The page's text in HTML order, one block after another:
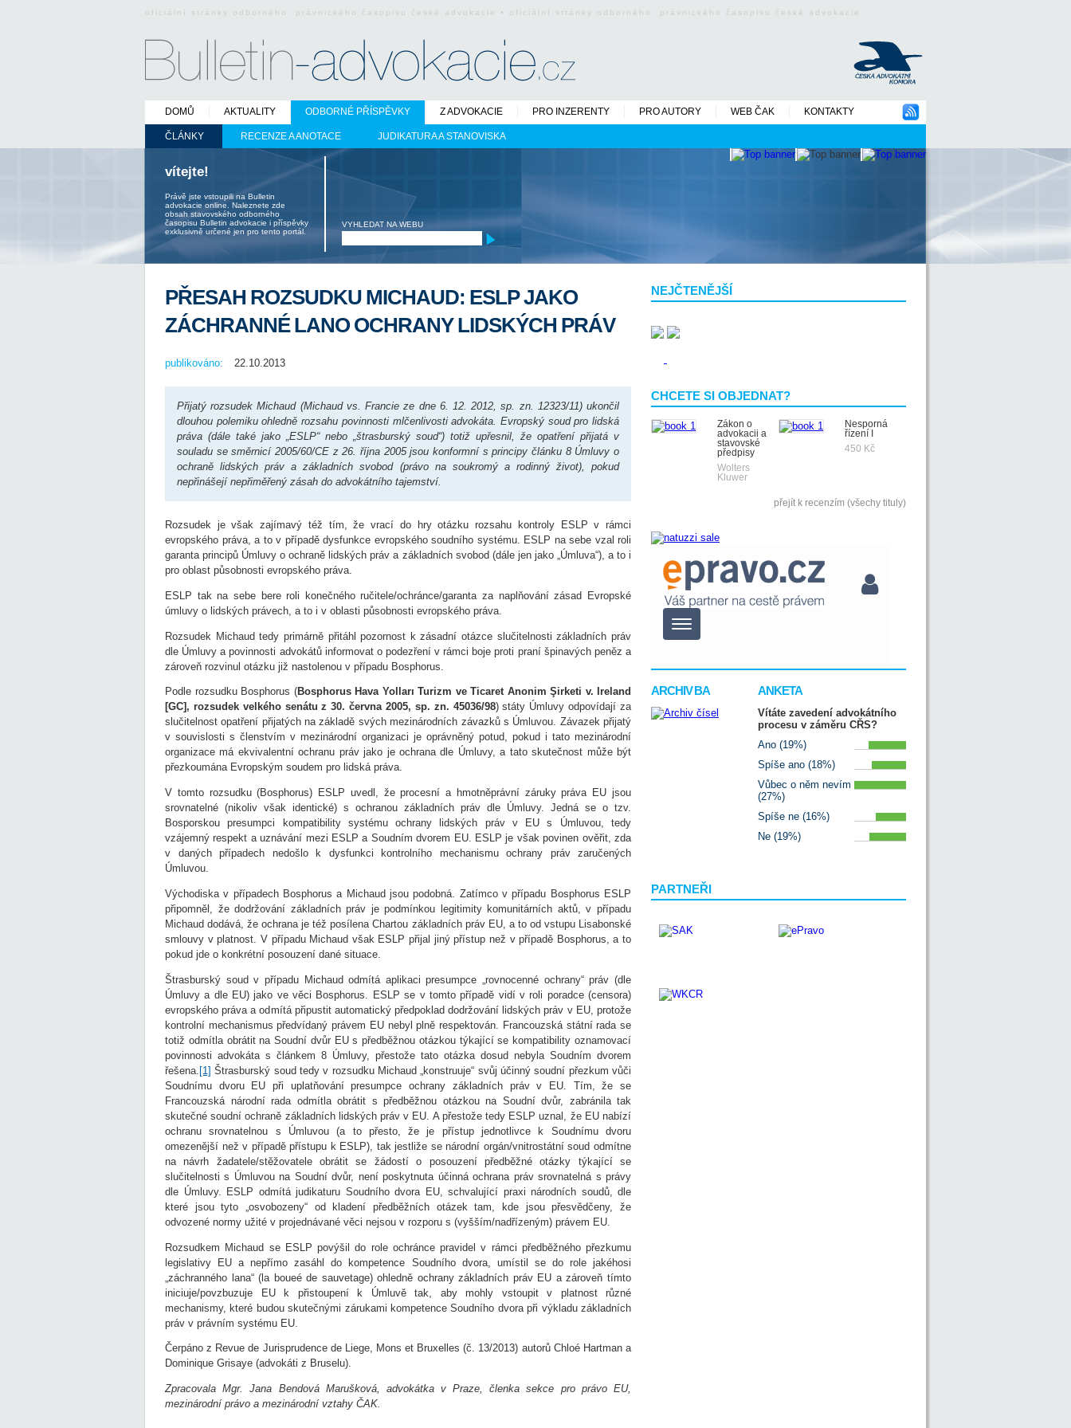
oficiální stránky odborného právnického časopisu české advokacie • oficiální stránky odborného právnického časopisu české advokacie
DOMŮ AKTUALITY ODBORNÉ PŘÍSPĚVKY
ČLÁNKY RECENZE A ANOTACE JUDIKATURA A STANOVISKA
Z ADVOKACIE PRO INZERENTY PRO AUTORY WEB ČAK KONTAKTY
vítejte!
Právě jste vstoupili na Bulletin
advokacie online. Naleznete zde
obsah stavovského odborného
časopisu Bulletin advokacie i příspěvky
exklusivně určené jen pro tento portál.
VYHLEDAT NA WEBU
NEJČTENĚJŠÍ
CHCETE SI OBJEDNAT?
Zákon o
advokacii a
stavovské
předpisy
Wolters
Kluwer
Nesporná
řízení I
450 Kč
přejít k recenzím (všechy tituly)
ARCHIV BA ANKETA
Vítáte zavedení advokátního
procesu v záměru CŘS?
Ano (19%)
Spíše ano (18%)
Vůbec o něm nevím
(27%)
Spíše ne (16%)
Ne (19%)
PARTNEŘI
PŘESAH ROZSUDKU MICHAUD: ESLP JAKO
ZÁCHRANNÉ LANO OCHRANY LIDSKÝCH PRÁV
publikováno: 22.10.2013
Přijatý rozsudek Michaud (Michaud vs. Francie ze dne 6. 12. 2012, sp. zn. 12323/11) ukončil
dlouhou polemiku ohledně rozsahu povinnosti mlčenlivosti advokáta. Evropský soud pro lidská
práva (dále také jako „ESLP“ nebo „štrasburský soud“) totiž upřesnil, že opatření přijatá v
souladu se směrnicí 2005/60/CE z 26. října 2005 jsou konformní s principy článku 8 Úmluvy o
ochraně lidských práv a základních svobod (právo na soukromý a rodinný život), pokud
nepřinášejí nepřiměřený zásah do advokátního tajemství.
Rozsudek je však zajímavý též tím, že vrací do hry otázku rozsahu kontroly ESLP v rámci
evropského práva, a to v případě dysfunkce evropského soudního systému. ESLP na sebe vzal roli
garanta principů Úmluvy o ochraně lidských práv a základních svobod (dále jen jako „Úmluva“), a to i
pro oblast působnosti evropského práva.
ESLP tak na sebe bere roli konečného ručitele/ochránce/garanta za naplňování zásad Evropské
úmluvy o lidských právech, a to i v oblasti působnosti evropského práva.
Rozsudek Michaud tedy primárně přitáhl pozornost k zásadní otázce slučitelnosti základních práv
dle Úmluvy a povinnosti advokátů informovat o podezření v rámci boje proti praní špinavých peněz a
zároveň rozvinul otázku již nastolenou v případu Bosphorus.
Podle rozsudku Bosphorus (Bosphorus Hava Yolları Turizm ve Ticaret Anonim Şirketi v. Ireland
[GC], rozsudek velkého senátu z 30. června 2005, sp. zn. 45036/98) státy Úmluvy odpovídají za
slučitelnost opatření přijatých na základě svých mezinárodních závazků s Úmluvou. Závazek přijatý
v souvislosti s členstvím v mezinárodní organizaci je oprávněný potud, pokud i tato mezinárodní
organizace má ekvivalentní ochranu práv jako je ochrana dle Úmluvy, a tato skutečnost může být
přezkoumána Evropským soudem pro lidská práva.
V tomto rozsudku (Bosphorus) ESLP uvedl, že procesní a hmotněprávní záruky práva EU jsou
srovnatelné (nikoliv však identické) s ochranou základních práv dle Úmluvy. Jedná se o tzv.
Bosporskou presumpci kompatibility systému ochrany lidských práv v EU s Úmluvou, tedy
vzájemný respekt a uznávání mezi ESLP a Soudním dvorem EU. ESLP je však povinen ověřit, zda
v daných případech nedošlo k dysfunkci kontrolního mechanismu ochrany práv zaručených
Úmluvou.
Východiska v případech Bosphorus a Michaud jsou podobná. Zatímco v případu Bosphorus ESLP
připomněl, že dodržování základních práv je podmínkou legitimity komunitárních aktů, v případu
Michaud dodává, že ochrana je též posílena Chartou základních práv EU, a to od vstupu Lisabonské
smlouvy v platnost. V případu Michaud však ESLP přijal jiný přístup než v případě Bosphorus, a to
pokud jde o konkrétní posouzení dané situace.
Štrasburský soud v případu Michaud odmítá aplikaci presumpce „rovnocenné ochrany“ práv (dle
Úmluvy a dle EU) jako ve věci Bosphorus. ESLP se v tomto případě vidí v roli poradce (censora)
evropského práva a odmítá připustit automatický předpoklad dodržování lidských práv v EU, protože
kontrolní mechanismus předvídaný právem EU nebyl plně respektován. Francouzská státní rada se
totiž odmítla obrátit na Soudní dvůr EU s předběžnou otázkou týkající se kompatibility oznamovací
povinnosti advokáta s článkem 8 Úmluvy, přestože tato otázka dosud nebyla Soudním dvorem
řešena. [1] Štrasburský soud tedy v rozsudku Michaud „konstruuje“ svůj účinný soudní přezkum vůči
Soudnímu dvoru EU při uplatňování presumpce ochrany základních práv v EU. Tím, že se
Francouzská národní rada odmítla obrátit s předběžnou otázkou na Soudní dvůr, zabránila tak
skutečné soudní ochraně základních lidských práv v EU. A přestože tedy ESLP uznal, že EU nabízí
ochranu srovnatelnou s Úmluvou (a to přesto, že je přístup jednotlivce k Soudnímu dvoru
omezenější než v případě přístupu k ESLP), tak jestliže se národní orgán/vnitrostátní soud odmítne
na návrh žadatele/stěžovatele obrátit se žádostí o posouzení předběžné otázky týkající se
slučitelnosti s Úmluvou na Soudní dvůr, není poskytnuta účinná ochrana práv srovnatelná s právy
dle Úmluvy. ESLP odmítá judikaturu Soudního dvora EU, schvalující praxi národních soudů, dle
které jsou tyto „osvobozeny“ od kladení předběžních otázek tam, kde jsou přesvědčeny, že
odvozené normy užité v projednávané věci nejsou v rozporu s (vyšším/nadřízeným) právem EU.
Rozsudkem Michaud se ESLP povýšil do role ochránce pravidel v rámci předběžného přezkumu
legislativy EU a nepřímo zasáhl do kompetence Soudního dvora, umístil se do role jakéhosi
„záchranného lana“ (la boueé de sauvetage) ohledně ochrany základních práv EU a zároveň tímto
iniciuje/povzbuzuje EU k přistoupení k Úmluvě tak, aby mohly vstoupit v platnost různé
mechanismy, které budou skutečnými zárukami kompetence Soudního dvora při výkladu základních
práv v právním systému EU.
Čerpáno z Revue de Jurisprudence de Liege, Mons et Bruxelles (č. 13/2013) autorů Chloé Hartman a
Dominique Grisaye (advokáti z Bruselu).
Zpracovala Mgr. Jana Bendová Marušková, advokátka v Praze, členka sekce pro právo EU,
mezinárodní právo a mezinárodní vztahy ČAK.